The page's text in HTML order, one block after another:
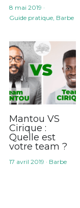
8 mai 2019 ·
Guide pratique, Barbe
Mantou VS
Cirique :
Quelle est
votre team ?
17 avril 2019 · Barbe